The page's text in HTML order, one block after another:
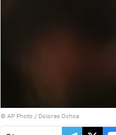
© AP Photo / Dolores Ochoa